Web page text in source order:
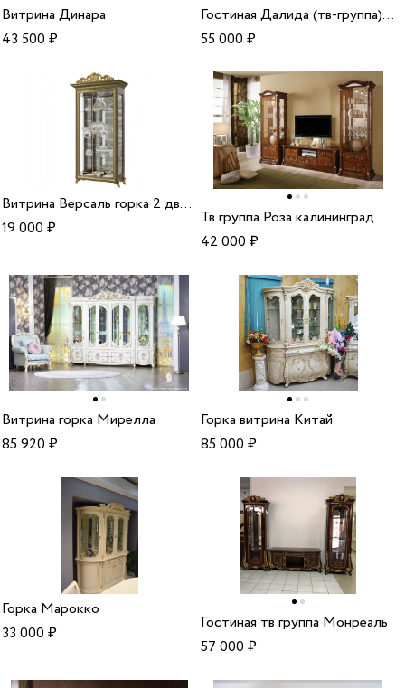
Витрина Динара
43 500₽
Гостиная Далида (тв-группа) бмк
55 000₽
Витрина Версаль горка 2 дверная
19 000₽
Тв группа Роза калининград
42 000₽
Витрина горка Мирелла
85 920₽
Горка витрина Китай
85 000₽
Горка Марокко
33 000₽
Гостиная тв группа Монреаль
57 000₽